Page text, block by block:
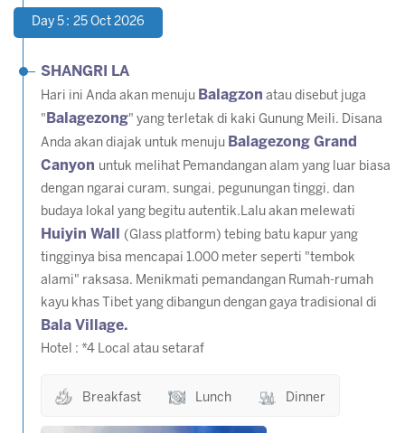
Day 5 : 25 Oct 2026
SHANGRI LA
Hari ini Anda akan menuju Balagzon atau disebut juga
" Balagezong" yang terletak di kaki Gunung Meili. Disana
Anda akan diajak untuk menuju Balagezong Grand
Canyon untuk melihat Pemandangan alam yang luar biasa
dengan ngarai curam, sungai, pegunungan tinggi, dan
budaya lokal yang begitu autentik.Lalu akan melewati
Huiyin Wall
(Glass platform) tebing batu kapur yang
tingginya bisa mencapai 1.000 meter seperti "tembok
alami" raksasa. Menikmati pemandangan Rumah-rumah
kayu khas Tibet yang dibangun dengan gaya tradisional di
Bala Village.
Hotel : *4 Local atau setaraf
Breakfast Lunch Dinner